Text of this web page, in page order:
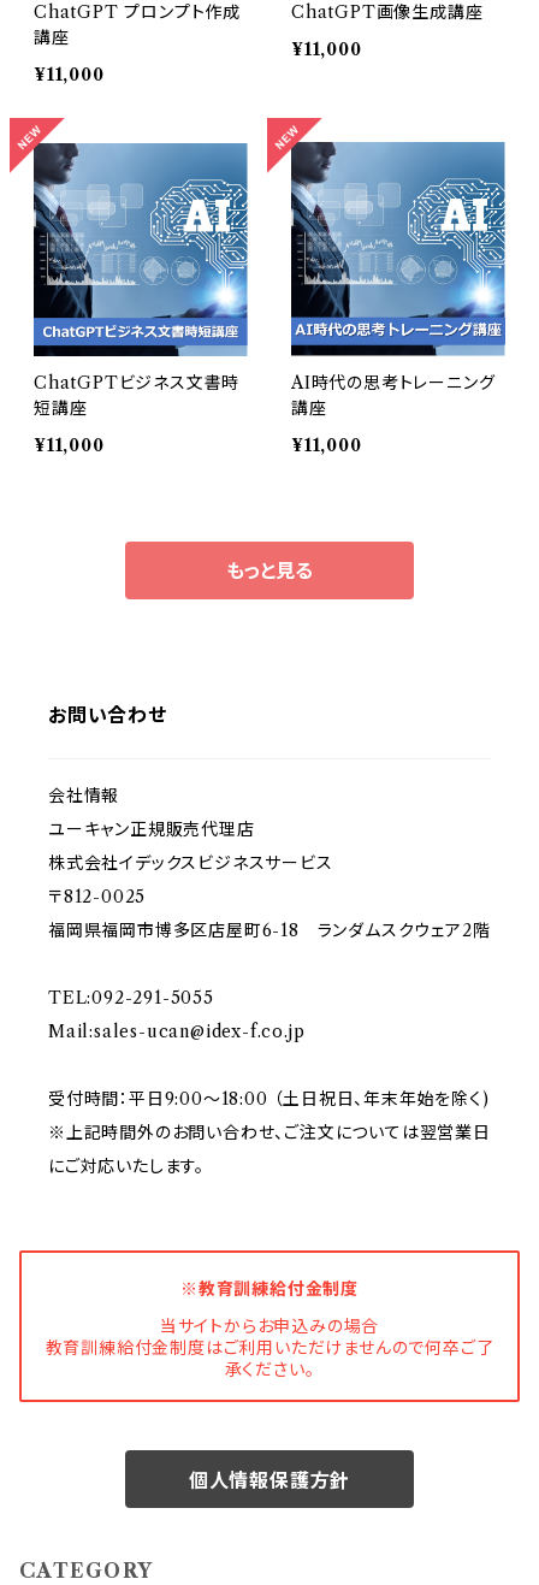
ChatGPT プロンプト作成
講座
¥11,000
ChatGPT画像生成講座
¥11,000
ChatGPTビジネス文書時
短講座
¥11,000
AI時代の思考トレーニング
講座
¥11,000
もっと見る
お問い合わせ
会社情報
ユーキャン正規販売代理店
株式会社イデックスビジネスサービス
〒812-0025
福岡県福岡市博多区店屋町6-18 ランダムスクウェア2階
TEL:092-291-5055
Mail:sales-ucan@idex-f.co.jp
受付時間：平日9:00～18:00 （土日祝日、年末年始を除く)
※上記時間外のお問い合わせ、ご注文については翌営業日
にご対応いたします。
※教育訓練給付金制度
当サイトからお申込みの場合
教育訓練給付金制度はご利用いただけませんので何卒ご了
承ください。
個人情報保護方針
CATEGORY